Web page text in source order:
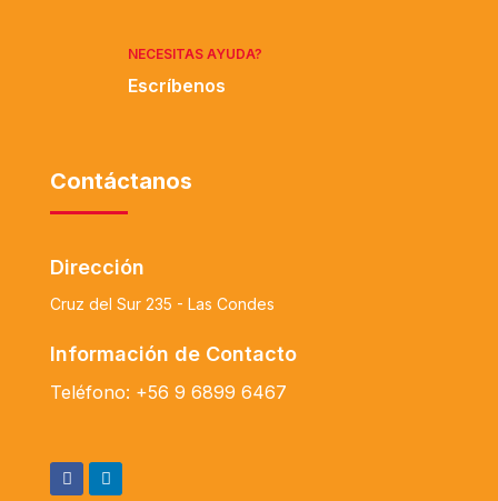
NECESITAS AYUDA?
Escríbenos
Contáctanos
Dirección
Cruz del Sur 235 - Las Condes
Información de Contacto
Teléfono: +56 9 6899 6467